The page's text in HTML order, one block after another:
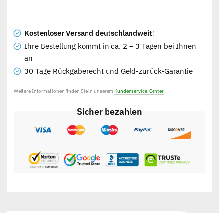
Kostenloser Versand deutschlandweit!
Ihre Bestellung kommt in ca. 2 – 3 Tagen bei Ihnen
an
30 Tage Rückgaberecht und Geld-zurück-Garantie
Weitere Informationen finden Sie in unserem Kundenservice-Center
Sicher bezahlen